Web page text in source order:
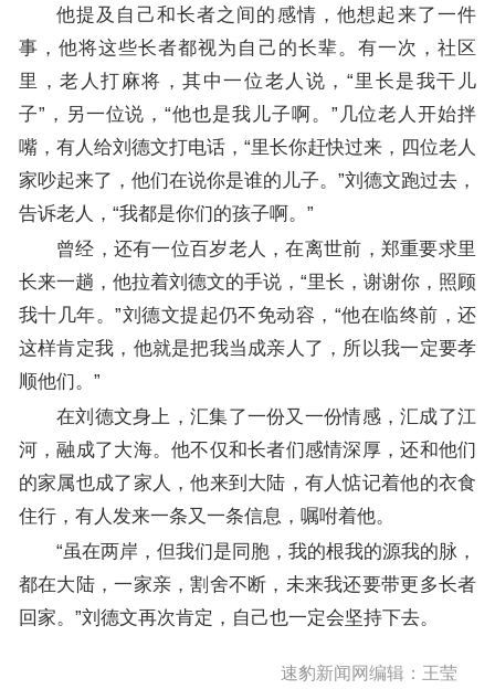
他提及自己和长者之间的感情，他想起来了一件
事，他将这些长者都视为自己的长辈。有一次，社区
里，老人打麻将，其中一位老人说，“里长是我干儿
子”，另一位说，“他也是我儿子啊。”几位老人开始拌
嘴，有人给刘德文打电话，“里长你赶快过来，四位老人
家吵起来了，他们在说你是谁的儿子。”刘德文跑过去，
告诉老人，“我都是你们的孩子啊。”
曾经，还有一位百岁老人，在离世前，郑重要求里
长来一趟，他拉着刘德文的手说，“里长，谢谢你，照顾
我十几年。”刘德文提起仍不免动容，“他在临终前，还
这样肯定我，他就是把我当成亲人了，所以我一定要孝
顺他们。”
在刘德文身上，汇集了一份又一份情感，汇成了江
河，融成了大海。他不仅和长者们感情深厚，还和他们
的家属也成了家人，他来到大陆，有人惦记着他的衣食
住行，有人发来一条又一条信息，嘱咐着他。
“虽在两岸，但我们是同胞，我的根我的源我的脉，
都在大陆，一家亲，割舍不断，未来我还要带更多长者
回家。”刘德文再次肯定，自己也一定会坚持下去。
速豹新闻网编辑：王莹